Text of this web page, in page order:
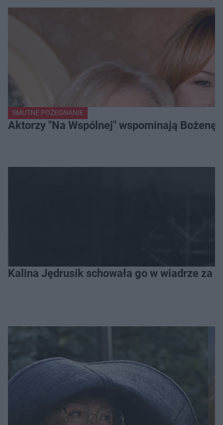
SMUTNE POŻEGNANIE
Aktorzy "Na Wspólnej" wspominają Bożenę
Kalina Jędrusik schowała go w wiadrze za